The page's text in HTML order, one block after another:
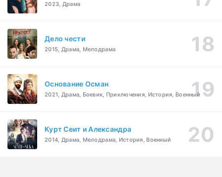
2023, Драма
Дело чести
2015, Драма, Мелодрама
Основание Осман
2021, Драма, Боевик, Приключения, История, Военный
Курт Сеит и Александра
2014, Драма, Мелодрама, История, Военный